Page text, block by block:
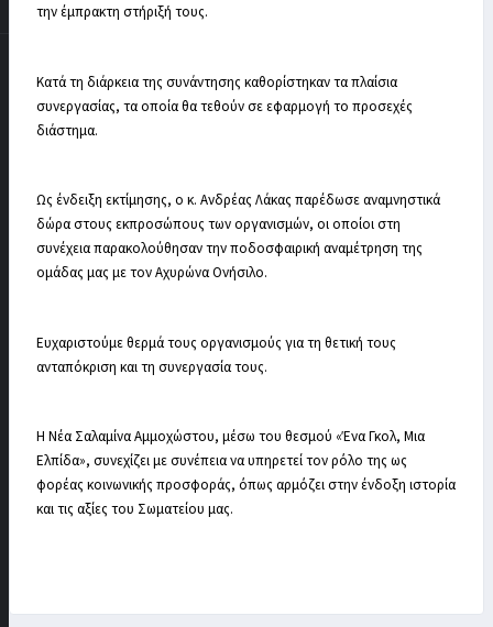
την έμπρακτη στήριξή τους.
Κατά τη διάρκεια της συνάντησης καθορίστηκαν τα πλαίσια
συνεργασίας, τα οποία θα τεθούν σε εφαρμογή το προσεχές
διάστημα.
Ως ένδειξη εκτίμησης, ο κ. Ανδρέας Λάκας παρέδωσε αναμνηστικά
δώρα στους εκπροσώπους των οργανισμών, οι οποίοι στη
συνέχεια παρακολούθησαν την ποδοσφαιρική αναμέτρηση της
ομάδας μας με τον Αχυρώνα Ονήσιλο.
Ευχαριστούμε θερμά τους οργανισμούς για τη θετική τους
ανταπόκριση και τη συνεργασία τους.
Η Νέα Σαλαμίνα Αμμοχώστου, μέσω του θεσμού «Ένα Γκολ, Μια
Ελπίδα», συνεχίζει με συνέπεια να υπηρετεί τον ρόλο της ως
φορέας κοινωνικής προσφοράς, όπως αρμόζει στην ένδοξη ιστορία
και τις αξίες του Σωματείου μας.